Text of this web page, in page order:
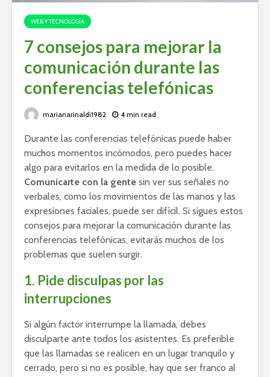
WEB Y TECNOLOGÍA
7 consejos para mejorar la
comunicación durante las
conferencias telefónicas
marianarinaldi1982 4 min read
Durante las conferencias telefónicas puede haber
muchos momentos incómodos, pero puedes hacer
algo para evitarlos en la medida de lo posible.
Comunicarte con la gente sin ver sus señales no
verbales, como los movimientos de las manos y las
expresiones faciales, puede ser difícil. Si sigues estos
consejos para mejorar la comunicación durante las
conferencias telefónicas, evitarás muchos de los
problemas que suelen surgir.
1. Pide disculpas por las
interrupciones
Si algún factor interrumpe la llamada, debes
disculparte ante todos los asistentes. Es preferible
que las llamadas se realicen en un lugar tranquilo y
cerrado, pero si no es posible, hay que ser franco al